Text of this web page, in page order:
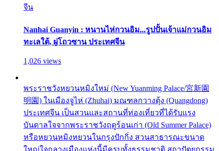
จีน
Nanhai Guanyin : หนานไห่กวนอิม...รูปปั้นเจ้าแม่กวนอิม
ทะเลใต้, ผู่โถวซาน ประเทศจีน
1,026 views
พระราชวังหยวนหมิงใหม่ (New Yuanming Palace/宮新園
明園) ในเมืองจูไห่ (Zhuhai) มณฑลกวางตุ้ง (Quangdong)
ประเทศจีน เป็นสวนและสถานที่ท่องเที่ยวที่ได้รับแรง
บันดาลใจจากพระราชวังฤดูร้อนเก่า (Old Summer Palace)
หรือหยวนหมิงหยวนในกรุงปักกิ่ง สวนสาธารณะขนาด
ใหญ่ใจกลางเมืองแห่งนี้มีครบทั้งธรรมชาติ สถาปัตยกรรม